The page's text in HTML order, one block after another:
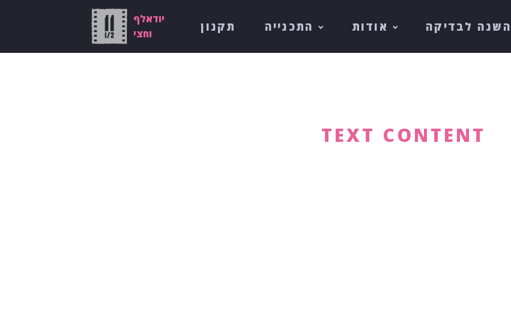
יודאלף
וחצי
תקנון התכנייה אודות לבדיקה
TEXT CONTENT